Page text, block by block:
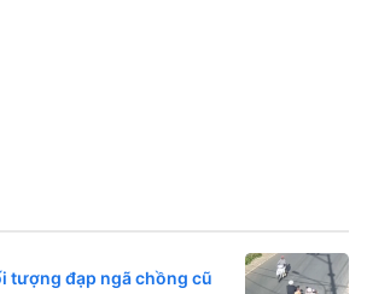
tượng đạp ngã chồng cũ